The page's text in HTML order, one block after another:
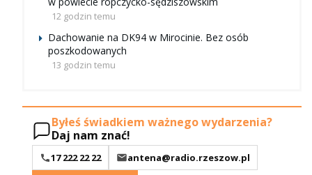
12 godzin temu
Dachowanie na DK94 w Mirocinie. Bez osób
poszkodowanych
13 godzin temu
Byłeś świadkiem ważnego wydarzenia?
Daj nam znać!
17 222 22 22
antena@radio.rzeszow.pl